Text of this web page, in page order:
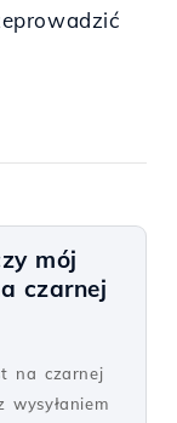
mój
czarnej
na czarnej
wysyłaniem